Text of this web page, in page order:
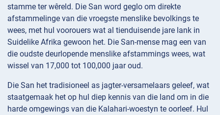
stamme ter wêreld. Die San word geglo om direkte
afstammelinge van die vroegste menslike bevolkings te
wees, met hul voorouers wat al tienduisende jare lank in
Suidelike Afrika gewoon het. Die San-mense mag een van
die oudste deurlopende menslike afstammings wees, wat
wissel van 17,000 tot 100,000 jaar oud.
Die San het tradisioneel as jagter-versamelaars geleef, wat
staatgemaak het op hul diep kennis van die land om in die
harde omgewings van die Kalahari-woestyn te oorleef. Hul